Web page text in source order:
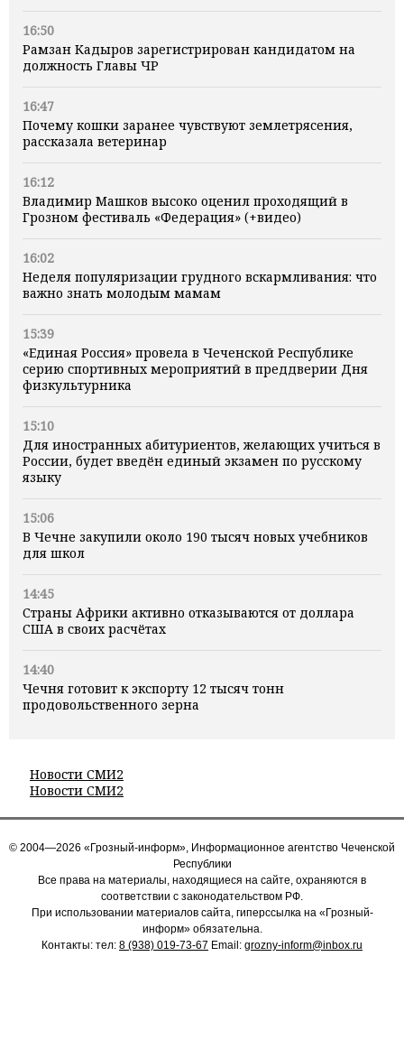
16:50
Рамзан Кадыров зарегистрирован кандидатом на
должность Главы ЧР
16:47
Почему кошки заранее чувствуют землетрясения,
рассказала ветеринар
16:12
Владимир Машков высоко оценил проходящий в
Грозном фестиваль «Федерация» (+видео)
16:02
Неделя популяризации грудного вскармливания: что
важно знать молодым мамам
15:39
«Единая Россия» провела в Чеченской Республике
серию спортивных мероприятий в преддверии Дня
физкультурника
15:10
Для иностранных абитуриентов, желающих учиться в
России, будет введён единый экзамен по русскому
языку
15:06
В Чечне закупили около 190 тысяч новых учебников
для школ
14:45
Страны Африки активно отказываются от доллара
США в своих расчётах
14:40
Чечня готовит к экспорту 12 тысяч тонн
продовольственного зерна
Новости СМИ2
Новости СМИ2
© 2004—2026 «Грозный-информ», Информационное агентство Чеченской
Республики
Все права на материалы, находящиеся на сайте, охраняются в
соответствии с законодательством РФ.
При использовании материалов сайта, гиперссылка на «Грозный-
информ» обязательна.
Контакты: тел: 8 (938) 019-73-67 Email: grozny-inform@inbox.ru